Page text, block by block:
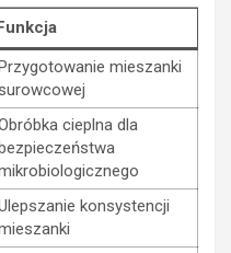
mieszanki
surowcowej
cieplna dla
konsystencji